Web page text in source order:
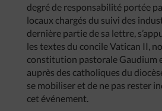
degré de responsabilité portée
locaux chargés du suivi des
dernière partie de sa lettre,
les textes du concile Vatican II,
constitution pastorale Gaudium
auprès des catholiques du
se mobiliser et de ne pas rester
cet événement.